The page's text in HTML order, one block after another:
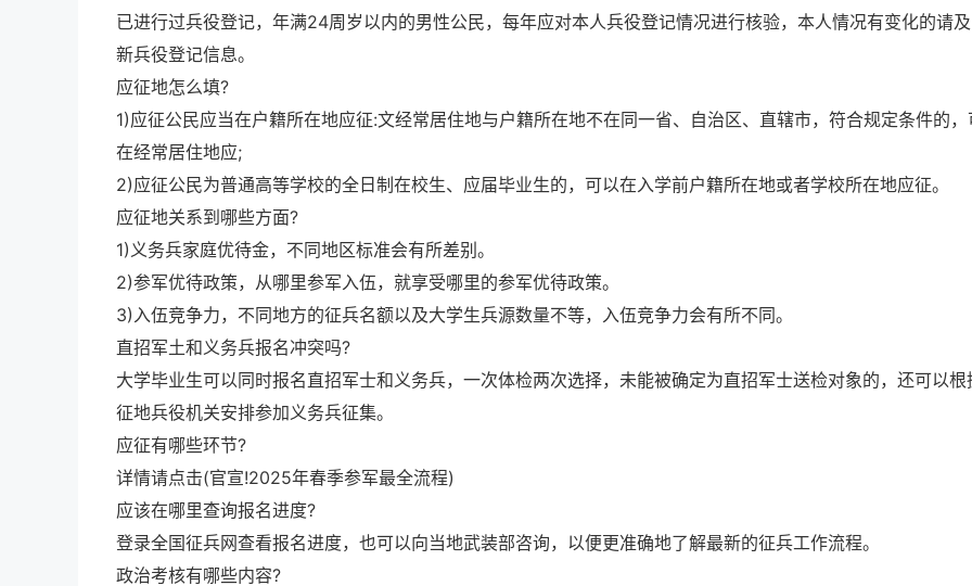
已进行过兵役登记，年满24周岁以内的男性公民，每年应对本人兵役登记情况进行核验，本人情况有变化的请
新兵役登记信息。
应征地怎么填?
1)应征公民应当在户籍所在地应征:文经常居住地与户籍所在地不在同一省、自治区、直辖市，符合规定条件的，
在经常居住地应;
2)应征公民为普通高等学校的全日制在校生、应届毕业生的，可以在入学前户籍所在地或者学校所在地应征。
应征地关系到哪些方面?
1)义务兵家庭优待金，不同地区标准会有所差别。
2)参军优待政策，从哪里参军入伍，就享受哪里的参军优待政策。
3)入伍竞争力，不同地方的征兵名额以及大学生兵源数量不等，入伍竞争力会有所不同。
直招军土和义务兵报名冲突吗?
大学毕业生可以同时报名直招军士和义务兵，一次体检两次选择，未能被确定为直招军士送检对象的，还可以根
征地兵役机关安排参加义务兵征集。
应征有哪些环节?
详情请点击(官宣!2025年春季参军最全流程)
应该在哪里查询报名进度?
登录全国征兵网查看报名进度，也可以向当地武装部咨询，以便更准确地了解最新的征兵工作流程。
政治考核有哪些内容?